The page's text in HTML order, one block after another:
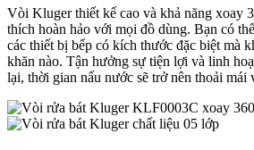
Vòi Kluger thiết kế cao và khả năng xoay
thích hoàn hảo với mọi đồ dùng. Bạn có
các thiết bị bếp có kích thước đặc biệt mà
khăn nào. Tận hưởng sự tiện lợi và linh
lại, thời gian nấu nước sẽ trở nên thoải mái